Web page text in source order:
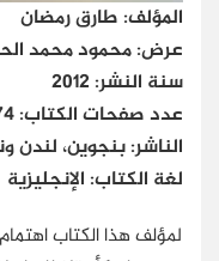
المؤلف: طارق رمضان
عرض: محمود محمد
سنة النشر: 2012
عدد صفحات الكتاب: 274
الناشر: بنجوين، لندن
لغة الكتاب: الإنجليزية
لمؤلف هذا الكتاب